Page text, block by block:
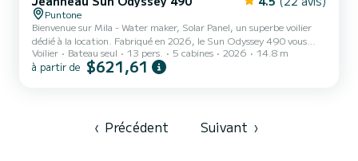
Puntone
Bienvenue sur Mila - Water maker, Solar Panel, un superbe voilier
dédié à la location. Fabriqué en 2026, le Sun Odyssey 490 vous
emmènera dans les plus beaux mouillages de Puntone. Le bateau
dispose de 5 cabines tout confort et une capacité d'embarcation
maker, Solar Panel possède 3 toilettes avec...
Voilier Bateau seul 13 pers. 5 cabines 2026 14.8 m
à partir de $621,61
‹ Précédent Suivant ›